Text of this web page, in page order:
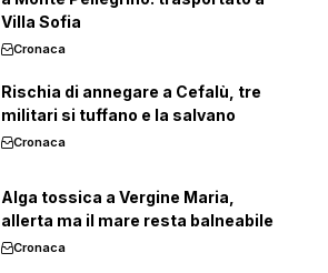
Villa Sofia
Cronaca
Rischia di annegare a Cefalù, tre
militari si tuffano e la salvano
Cronaca
Alga tossica a Vergine Maria,
allerta ma il mare resta balneabile
Cronaca